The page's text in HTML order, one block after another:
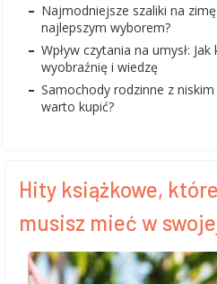
Najmodniejsze szaliki na
najlepszym wyborem?
Wpływ czytania na umysł:
wyobraźnię i wiedzę
Samochody rodzinne z
warto kupić?
Hity książkowe,
musisz mieć w